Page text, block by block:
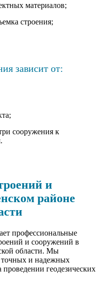
материалов;
строения;
зависит от:
сооружения к
и
районе
профессиональные
и сооружений в
области. Мы
точных и надежных
геодезических